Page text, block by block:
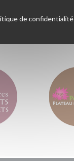
de confidentialité